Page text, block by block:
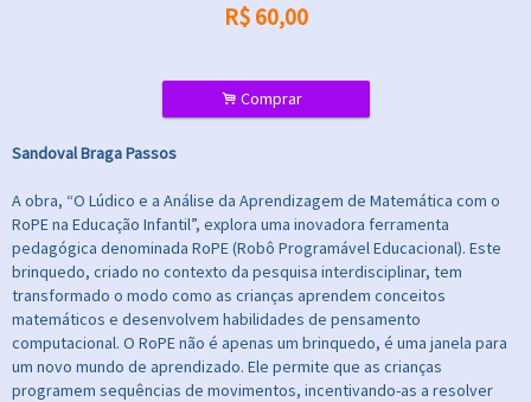
R$ 60,00
. Comprar
Sandoval Braga Passos
A obra, “O Lúdico e a Análise da Aprendizagem de Matemática com o
RoPE na Educação Infantil”, explora uma inovadora ferramenta
pedagógica denominada RoPE (Robô Programável Educacional). Este
brinquedo, criado no contexto da pesquisa interdisciplinar, tem
transformado o modo como as crianças aprendem conceitos
matemáticos e desenvolvem habilidades de pensamento
computacional. O RoPE não é apenas um brinquedo, é uma janela para
um novo mundo de aprendizado. Ele permite que as crianças
programem sequências de movimentos, incentivando-as a resolver